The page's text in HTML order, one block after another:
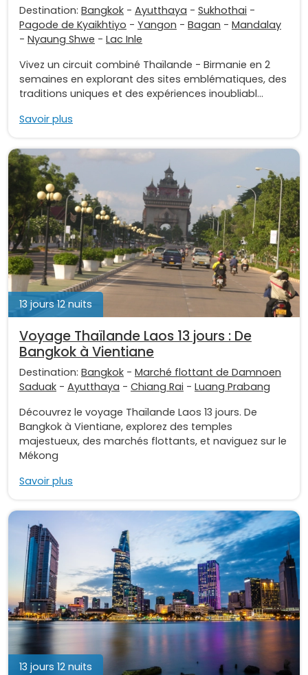
Destination: Bangkok - Ayutthaya - Sukhothai -
Pagode de Kyaikhtiyo - Yangon - Bagan - Mandalay
- Nyaung Shwe - Lac Inle
Vivez un circuit combiné Thaïlande - Birmanie en 2
semaines en explorant des sites emblématiques, des
traditions uniques et des expériences inoubliabl...
Savoir plus
13 jours 12 nuits
Voyage Thaïlande Laos 13 jours : De
Bangkok à Vientiane
Destination: Bangkok - Marché flottant de Damnoen
Saduak - Ayutthaya - Chiang Rai - Luang Prabang
Découvrez le voyage Thaïlande Laos 13 jours. De
Bangkok à Vientiane, explorez des temples
majestueux, des marchés flottants, et naviguez sur le
Mékong
Savoir plus
13 jours 12 nuits